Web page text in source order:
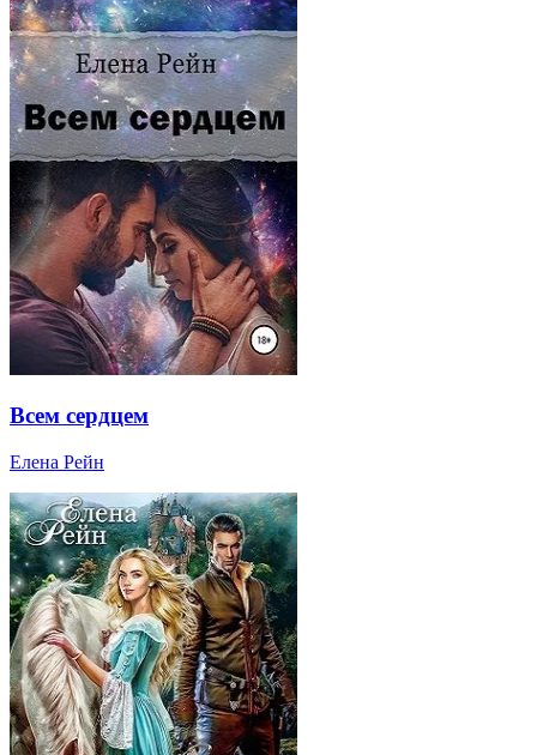
Всем сердцем
Елена Рейн